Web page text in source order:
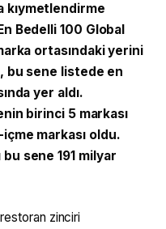
kıymetlendirme
Bedelli 100 Global
ortasındaki yerini
bu sene listede en
yer aldı.
birinci 5 markası
markası oldu.
bu sene 191 milyar
zinciri